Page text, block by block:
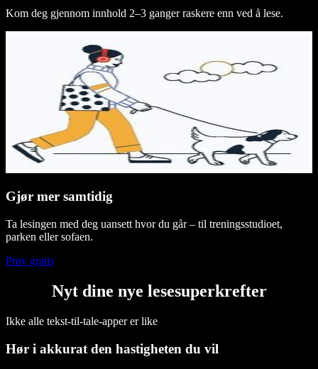
Kom deg gjennom innhold 2–3 ganger raskere enn ved å lese.
Gjør mer samtidig
Ta lesingen med deg uansett hvor du går – til treningsstudioet,
parken eller sofaen.
Prøv gratis
Nyt dine nye lesesuperkrefter
Ikke alle tekst-til-tale-apper er like
Hør i akkurat den hastigheten du vil